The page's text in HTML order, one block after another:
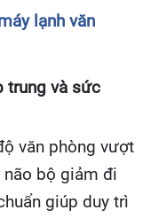
lạnh văn
trung và sức
văn phòng vượt
não bộ giảm đi
giúp duy trì